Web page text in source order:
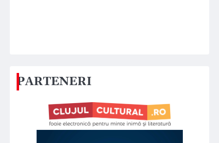
PARTENERI